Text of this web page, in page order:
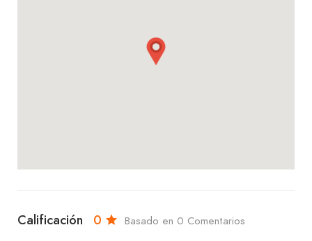
que complementa perfectamente el menú de
experiencia culinaria llena de sabor y satisfacción.
Calificación 0 Basado en 0 Comentarios